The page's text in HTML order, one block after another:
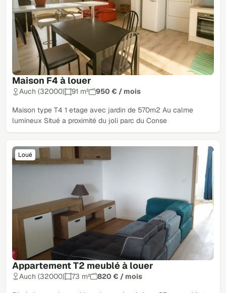
Maison F4 à louer
Auch (32000) 91 m² 950 € / mois
Maison type T4 1 etage avec jardin de 570m2 Au calme
lumineux Situé a proximité du joli parc du Conse
Appartement T2 meublé à louer
Loué
Auch (32000) 73 m² 820 € / mois